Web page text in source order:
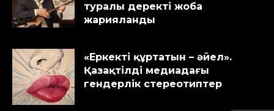
туралы деректі жоба
жарияланды
«Еркекті құртатын – әйел».
Қазақтілді медиадағы
гендерлік стереотиптер